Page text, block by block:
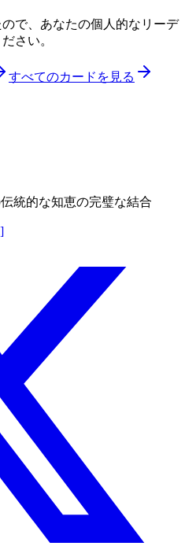
で、あなたの個人的なリーデ
さい。
すべてのカードを見る
統的な知恵の完璧な結合